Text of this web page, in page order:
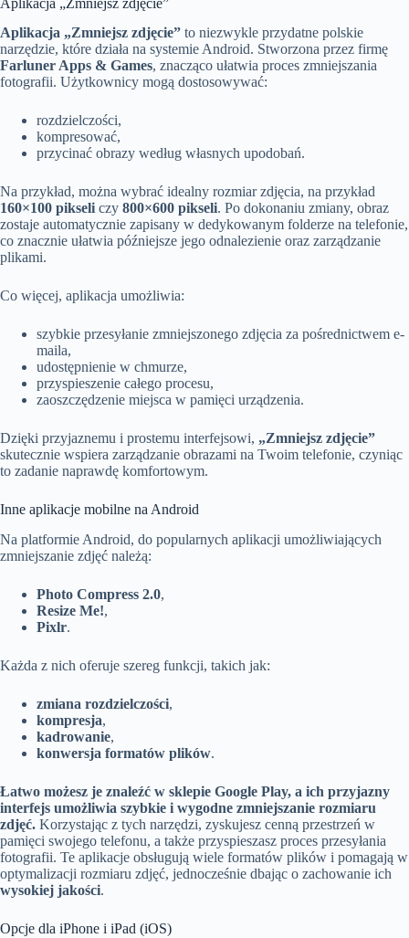
Aplikacja „Zmniejsz zdjęcie” to niezwykle przydatne polskie
narzędzie, które działa na systemie Android. Stworzona przez firmę
Farluner Apps & Games, znacząco ułatwia proces zmniejszania
fotografii. Użytkownicy mogą dostosowywać:
rozdzielczości,
kompresować,
przycinać obrazy według własnych upodobań.
Na przykład, można wybrać idealny rozmiar zdjęcia, na przykład
160×100 pikseli czy 800×600 pikseli. Po dokonaniu zmiany, obraz
zostaje automatycznie zapisany w dedykowanym folderze na telefonie,
co znacznie ułatwia późniejsze jego odnalezienie oraz zarządzanie
plikami.
Co więcej, aplikacja umożliwia:
szybkie przesyłanie zmniejszonego zdjęcia za pośrednictwem e-
maila,
udostępnienie w chmurze,
przyspieszenie całego procesu,
zaoszczędzenie miejsca w pamięci urządzenia.
Dzięki przyjaznemu i prostemu interfejsowi, „Zmniejsz zdjęcie”
skutecznie wspiera zarządzanie obrazami na Twoim telefonie, czyniąc
to zadanie naprawdę komfortowym.
Inne aplikacje mobilne na Android
Na platformie Android, do popularnych aplikacji umożliwiających
zmniejszanie zdjęć należą:
Photo Compress 2.0,
Resize Me!,
Pixlr.
Każda z nich oferuje szereg funkcji, takich jak:
zmiana rozdzielczości,
kompresja,
kadrowanie,
konwersja formatów plików.
Łatwo możesz je znaleźć w sklepie Google Play, a ich przyjazny
interfejs umożliwia szybkie i wygodne zmniejszanie rozmiaru
zdjęć. Korzystając z tych narzędzi, zyskujesz cenną przestrzeń w
pamięci swojego telefonu, a także przyspieszasz proces przesyłania
fotografii. Te aplikacje obsługują wiele formatów plików i pomagają w
optymalizacji rozmiaru zdjęć, jednocześnie dbając o zachowanie ich
wysokiej jakości.
Opcje dla iPhone i iPad (iOS)